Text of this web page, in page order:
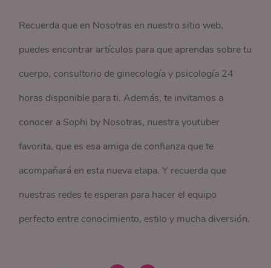
Recuerda que en Nosotras en nuestro sitio web,
puedes encontrar artículos para que aprendas sobre tu
cuerpo, consultorio de ginecología y psicología 24
horas disponible para ti. Además, te invitamos a
conocer a Sophi by Nosotras, nuestra youtuber
favorita, que es esa amiga de confianza que te
acompañará en esta nueva etapa. Y recuerda que
nuestras redes te esperan para hacer el equipo
perfecto entre conocimiento, estilo y mucha diversión.